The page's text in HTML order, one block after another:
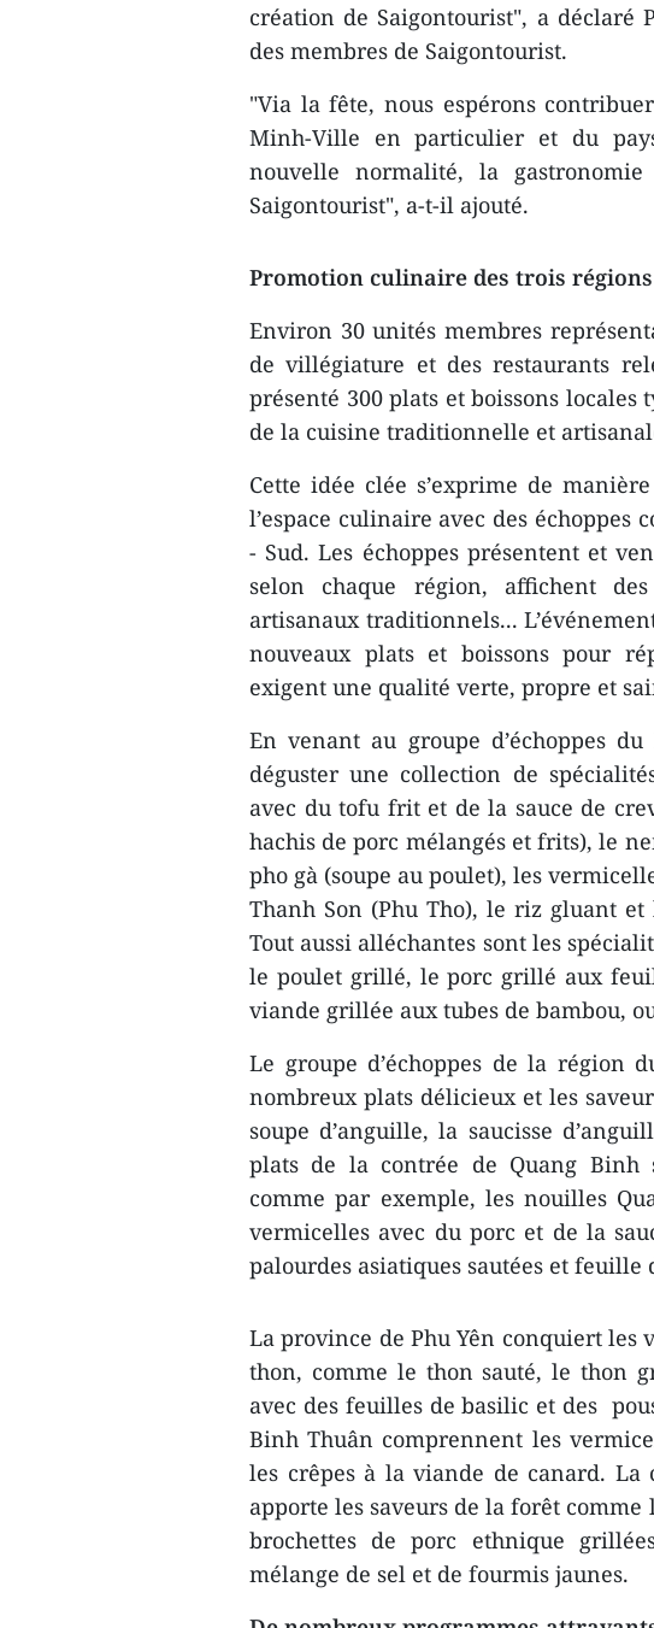
création de Saigontourist", a déclaré
des membres de Saigontourist.
"Via la fête, nous espérons
Minh-Ville en particulier et du
nouvelle normalité, la
Saigontourist", a-t-il ajouté.
Promotion culinaire des trois régions
Environ 30 unités membres
de villégiature et des restaurants
présenté 300 plats et boissons
de la cuisine traditionnelle et
Cette idée clée s’exprime de
l’espace culinaire avec des échoppes
- Sud. Les échoppes présentent et
selon chaque région, affichent
artisanaux traditionnels...
nouveaux plats et boissons pour
exigent une qualité verte, propre et
En venant au groupe d’échoppes
déguster une collection de
avec du tofu frit et de la sauce de
hachis de porc mélangés et frits), le
pho gà (soupe au poulet), les
Thanh Son (Phu Tho), le riz gluant
Tout aussi alléchantes sont les
le poulet grillé, le porc grillé aux
viande grillée aux tubes de bambou,
Le groupe d’échoppes de la région
nombreux plats délicieux et les
soupe d’anguille, la saucisse
plats de la contrée de Quang Binh
comme par exemple, les nouilles
vermicelles avec du porc et de la
palourdes asiatiques sautées et feuille
La province de Phu Yên conquiert les
thon, comme le thon sauté, le thon
avec des feuilles de basilic et des
Binh Thuân comprennent les
les crêpes à la viande de canard. La
apporte les saveurs de la forêt
brochettes de porc ethnique
mélange de sel et de fourmis jaunes.